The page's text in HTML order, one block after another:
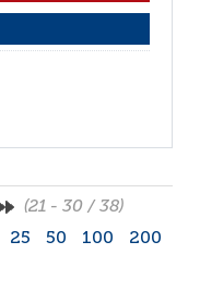
(21 - 30 / 38)
25 50 100 200